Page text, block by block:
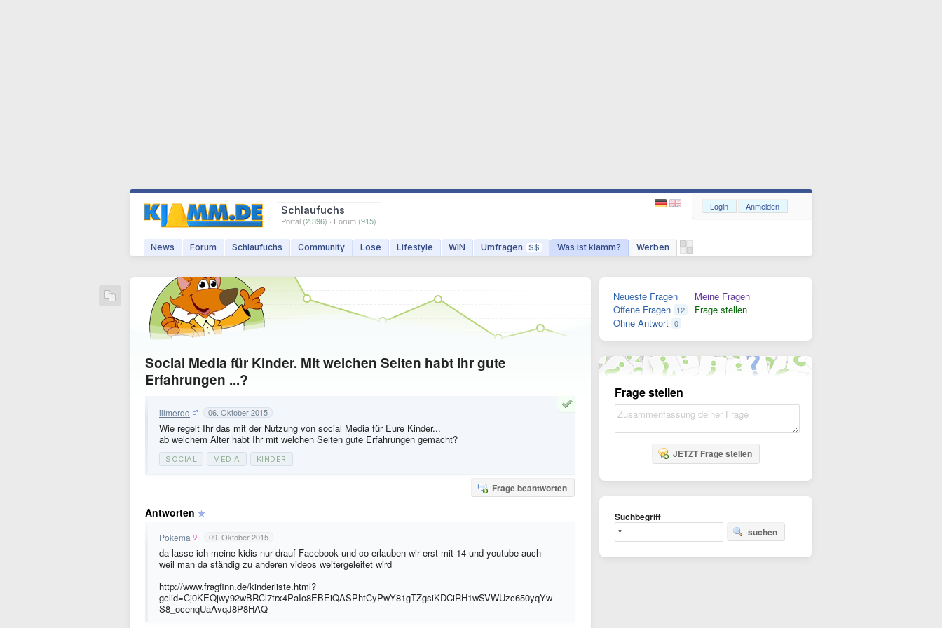
Schlaufuchs
Portal (2.396) · Forum (915)
News Forum Schlaufuchs Community Lose Lifestyle WIN Umfragen $$ Was ist klamm? Werben
Login Anmelden
Social Media für Kinder. Mit welchen Seiten habt ihr gute
Erfahrungen ...?
illmerdd 06. Oktober 2015
Wie regelt Ihr das mit der Nutzung von social Media für Eure Kinder...
ab welchem Alter habt Ihr mit welchen Seiten gute Erfahrungen gemacht?
SOCIAL MEDIA KINDER
Frage beantworten
Antworten
Pokema 09. Oktober 2015
da lasse ich meine kidis nur drauf Facebook und co erlauben wir erst mit 14 und youtube auch
weil man da ständig zu anderen videos weitergeleitet wird
http://www.fragfinn.de/kinderliste.html?
gclid=Cj0KEQjwy92wBRCl7trx4PaIo8EBEiQASPhtCyPwY81gTZgsiKDCiRH1wSVWUzc650yqYw
S8_ocenqUaAvqJ8P8HAQ
Neueste Fragen
Offene Fragen 12
Ohne Antwort 0
Meine Fragen
Frage stellen
Frage stellen
JETZT Frage stellen
Suchbegriff
suchen